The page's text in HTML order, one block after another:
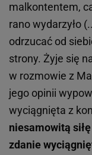
malkontentem,
rano wydarzyło
odrzucać od
strony. Żyje się
w rozmowie z
jego opinii
wyciągnięta z
niesamowitą
zdanie